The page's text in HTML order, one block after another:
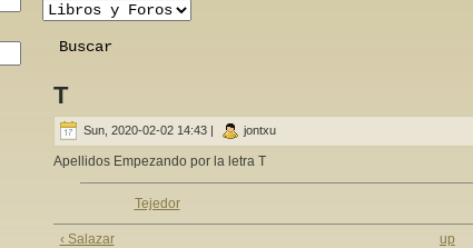
T
Sun, 2020-02-02 14:43| jontxu
Apellidos Empezando por la letra T
Tejedor
‹ Salazar up